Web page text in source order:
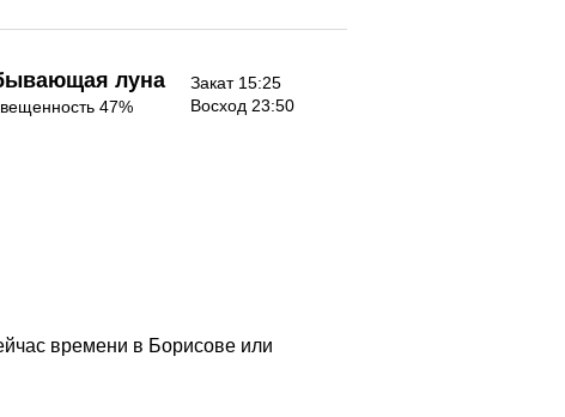
луна
47%
Закат 15:25
Восход 23:50
времени в Борисове или